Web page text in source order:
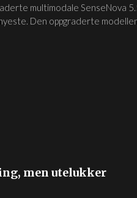
multimodale SenseNova
Den oppgraderte
men utelukker